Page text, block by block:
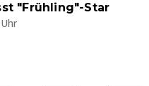
"Frühling"-Star